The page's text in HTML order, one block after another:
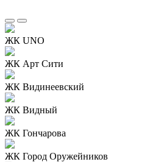
ЖК UNO
ЖК Арт Сити
ЖК Видинеевский
ЖК Видный
ЖК Гончарова
ЖК Город Оружейников